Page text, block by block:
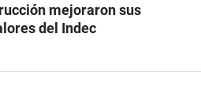
mejoraron sus
del Indec